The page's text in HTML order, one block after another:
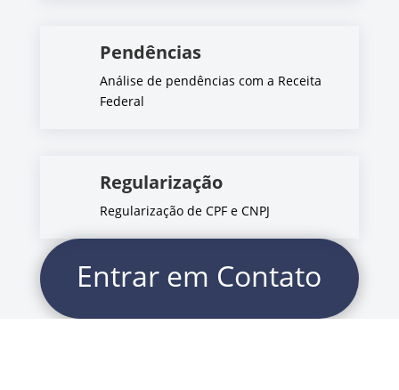
Pendências
Análise de pendências com a Receita
Federal
Regularização
Regularização de CPF e CNPJ
Entrar em Contato